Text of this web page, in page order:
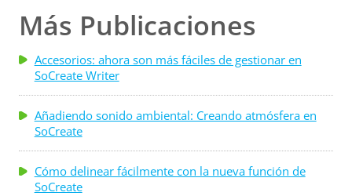
Más Publicaciones
Accesorios: ahora son más fáciles de gestionar en
SoCreate Writer
Añadiendo sonido ambiental: Creando atmósfera en
SoCreate
Cómo delinear fácilmente con la nueva función de
SoCreate